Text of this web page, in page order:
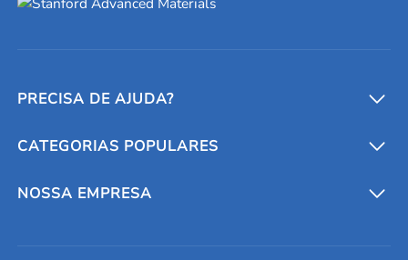
PRECISA DE AJUDA?
Conversores e calculadoras
Entre em contato conosco
CATEGORIAS POPULARES
Metais refratários
NOSSA EMPRESA